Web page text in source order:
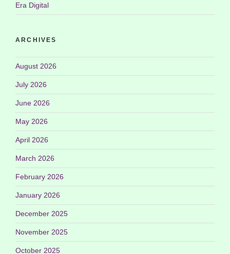
Era Digital
ARCHIVES
August 2026
July 2026
June 2026
May 2026
April 2026
March 2026
February 2026
January 2026
December 2025
November 2025
October 2025